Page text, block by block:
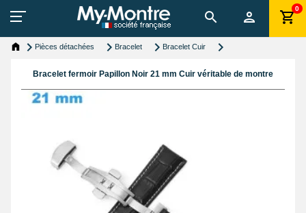
0
Pièces détachées Bracelet Bracelet Cuir
Bracelet fermoir Papillon Noir 21 mm Cuir véritable de montre